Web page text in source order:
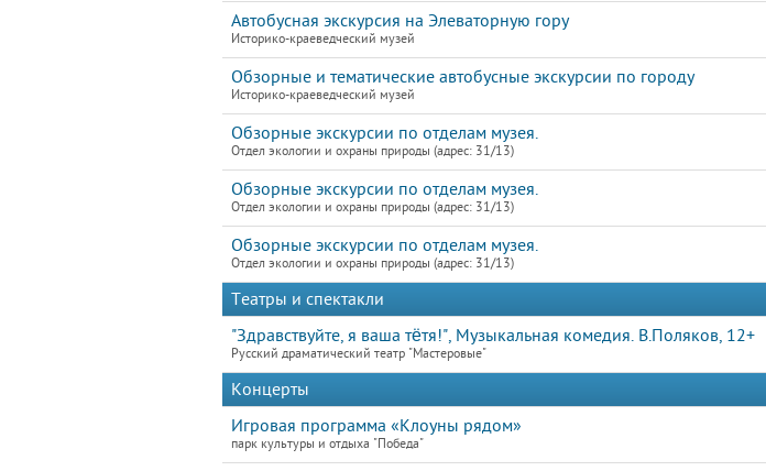
Автобусная экскурсия на Элеваторную гору
Историко-краеведческий музей
Обзорные и тематические автобусные экскурсии по городу
Историко-краеведческий музей
Обзорные экскурсии по отделам музея.
Отдел экологии и охраны природы (адрес: 31/13)
Обзорные экскурсии по отделам музея.
Отдел экологии и охраны природы (адрес: 31/13)
Обзорные экскурсии по отделам музея.
Отдел экологии и охраны природы (адрес: 31/13)
Театры и спектакли
"Здравствуйте, я ваша тётя!", Музыкальная комедия. В.Поляков, 12+
Русский драматический театр "Мастеровые"
Концерты
Игровая программа «Клоуны рядом»
парк культуры и отдыха "Победа"